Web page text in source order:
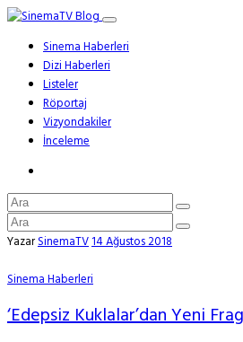
Sinema Haberleri
Dizi Haberleri
Listeler
Röportaj
Vizyondakiler
İnceleme
YazarSinemaTV14 Ağustos 2018
Sinema Haberleri
‘Edepsiz Kuklalar’dan Yeni